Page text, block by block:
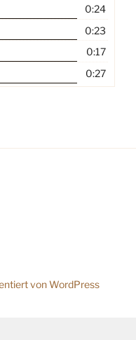
0:24
0:23
0:17
0:27
von WordPress